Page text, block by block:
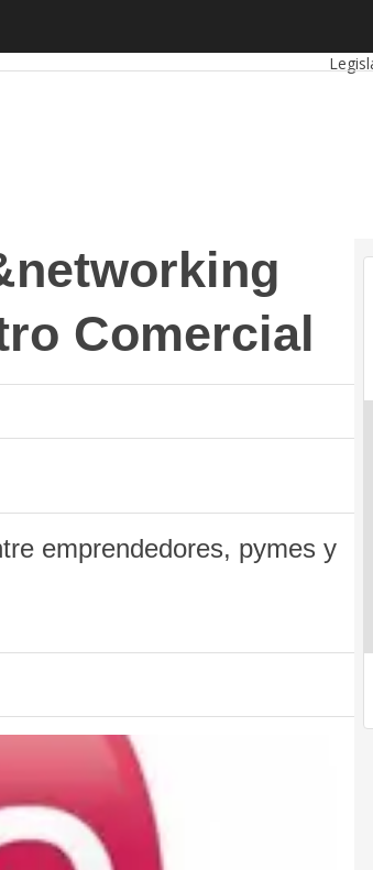
Comercial
emprendedores, pymes y